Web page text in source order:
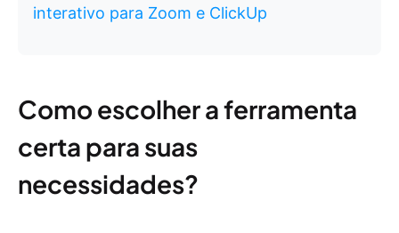
interativo para Zoom e ClickUp
Como escolher a ferramenta
certa para suas
necessidades?